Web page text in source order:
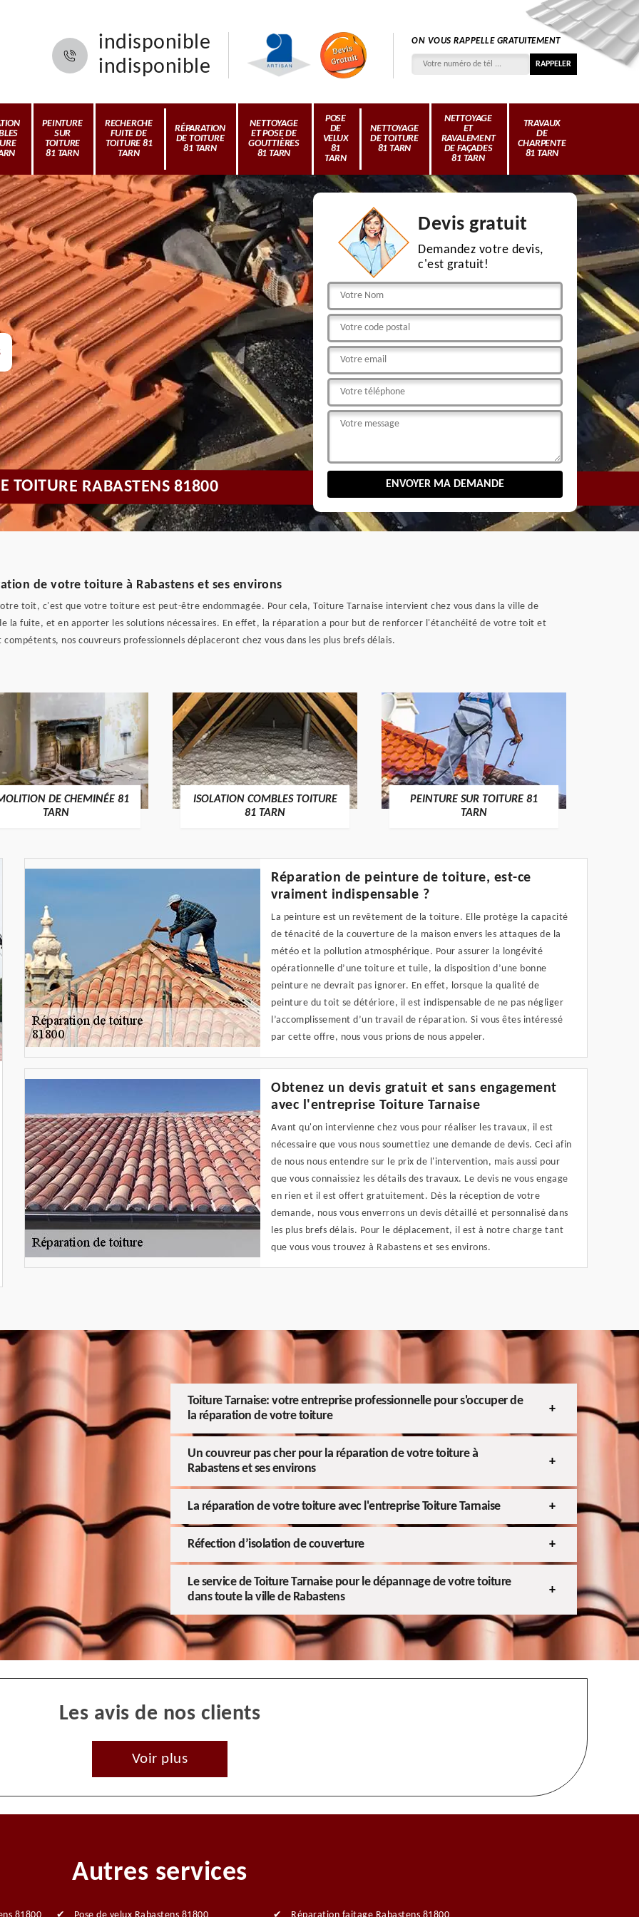
indisponible
indisponible
ON VOUS RAPPELLE GRATUITEMENT
PEINTURE
SUR
TOITURE
81 TARN
RECHERCHE
FUITE DE
TOITURE 81
TARN
RÉPARATION
DE TOITURE
81 TARN
NETTOYAGE
ET POSE DE
GOUTTIÈRES
81 TARN
POSE
DE
VELUX
81
TARN
NETTOYAGE
DE TOITURE
81 TARN
NETTOYAGE
ET
RAVALEMENT
DE FAÇADES
81 TARN
TRAVAUX
DE
CHARPENTE
81 TARN
Devis gratuit
Demandez votre devis,
c'est gratuit!
TOITURE RABASTENS 81800
de votre toiture à Rabastens et ses environs
toit, c'est que votre toiture est peut-être endommagée. Pour cela, Toiture Tarnaise intervient chez vous dans la ville de
la fuite, et en apporter les solutions nécessaires. En effet, la réparation a pour but de renforcer l'étanchéité de votre toit et
nos couvreurs professionnels déplaceront chez vous dans les plus brefs délais.
DE CHEMINÉE 81
TARN
ISOLATION COMBLES TOITURE
81 TARN
PEINTURE SUR TOITURE 81
TARN
Réparation de peinture de toiture, est-ce
vraiment indispensable ?
La peinture est un revêtement de la toiture. Elle protège la capacité
de ténacité de la couverture de la maison envers les attaques de la
météo et la pollution atmosphérique. Pour assurer la longévité
opérationnelle d’une toiture et tuile, la disposition d’une bonne
peinture ne devrait pas ignorer. En effet, lorsque la qualité de
peinture du toit se détériore, il est indispensable de ne pas négliger
l’accomplissement d’un travail de réparation. Si vous êtes intéressé
par cette offre, nous vous prions de nous appeler.
Obtenez un devis gratuit et sans engagement
avec l'entreprise Toiture Tarnaise
Avant qu'on intervienne chez vous pour réaliser les travaux, il est
nécessaire que vous nous soumettiez une demande de devis. Ceci afin
de nous nous entendre sur le prix de l'intervention, mais aussi pour
que vous connaissiez les détails des travaux. Le devis ne vous engage
en rien et il est offert gratuitement. Dès la réception de votre
demande, nous vous enverrons un devis détaillé et personnalisé dans
les plus brefs délais. Pour le déplacement, il est à notre charge tant
que vous vous trouvez à Rabastens et ses environs.
Toiture Tarnaise: votre entreprise professionnelle pour s'occuper de
la réparation de votre toiture
Un couvreur pas cher pour la réparation de votre toiture à
Rabastens et ses environs
La réparation de votre toiture avec l'entreprise Toiture Tarnaise
Réfection d’isolation de couverture
Le service de Toiture Tarnaise pour le dépannage de votre toiture
dans toute la ville de Rabastens
Les avis de nos clients
Voir plus
Autres services